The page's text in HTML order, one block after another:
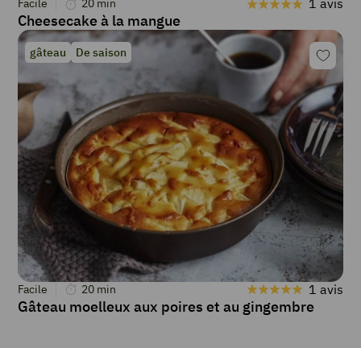
Facile 20 min 1 avis
Cheesecake à la mangue
gâteau De saison
Facile 20 min 1 avis
Gâteau moelleux aux poires et au gingembre